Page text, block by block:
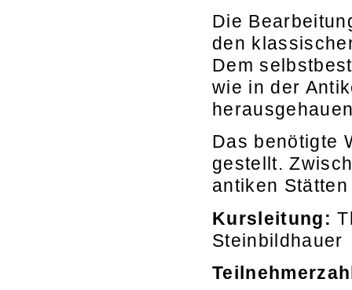
Die
den
Dem
wie in der
Das benötigte
gestellt.
antiken
Kursleitung:
Steinbildhauer